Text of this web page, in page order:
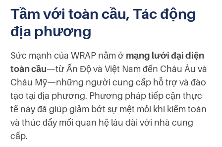
Tầm với toàn cầu, Tác động
địa phương
Sức mạnh của WRAP nằm ở mạng lưới đại diện
toàn cầu—từ Ấn Độ và Việt Nam đến Châu Âu và
Châu Mỹ—những người cung cấp hỗ trợ và đào
tạo tại địa phương. Phương pháp tiếp cận thực
tế này đã giúp giảm bớt sự mệt mỏi khi kiểm toán
và thúc đẩy mối quan hệ lâu dài với nhà cung
cấp.